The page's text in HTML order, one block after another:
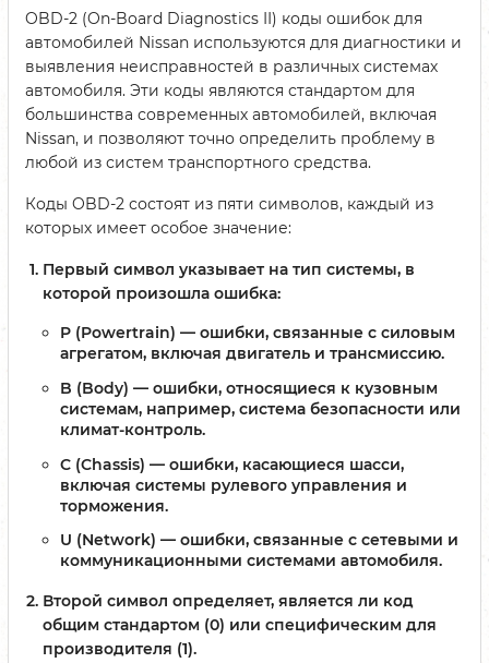
OBD-2 (On-Board Diagnostics II) коды ошибок для
автомобилей Nissan используются для диагностики и
выявления неисправностей в различных системах
автомобиля. Эти коды являются стандартом для
большинства современных автомобилей, включая
Nissan, и позволяют точно определить проблему в
любой из систем транспортного средства.
Коды OBD-2 состоят из пяти символов, каждый из
которых имеет особое значение:
Первый символ указывает на тип системы, в
которой произошла ошибка:
P (Powertrain) — ошибки, связанные с силовым
агрегатом, включая двигатель и трансмиссию.
B (Body) — ошибки, относящиеся к кузовным
системам, например, система безопасности или
климат-контроль.
C (Chassis) — ошибки, касающиеся шасси,
включая системы рулевого управления и
торможения.
U (Network) — ошибки, связанные с сетевыми и
коммуникационными системами автомобиля.
Второй символ определяет, является ли код
общим стандартом (0) или специфическим для
производителя (1).